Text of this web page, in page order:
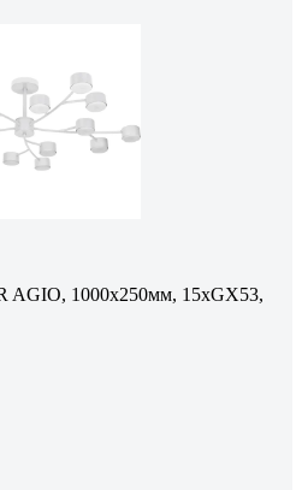
AGIO, 1000x250мм, 15хGX53,